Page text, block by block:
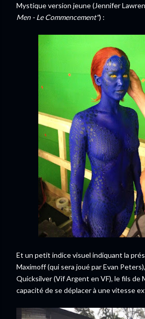
Mystique version jeune (Jennifer
Men - Le Commencement") :
Et un petit indice visuel indiquant la
Maximoff (qui sera joué par Evan
Quicksilver (Vif Argent en VF), le fils de
capacité de se déplacer à une vitesse